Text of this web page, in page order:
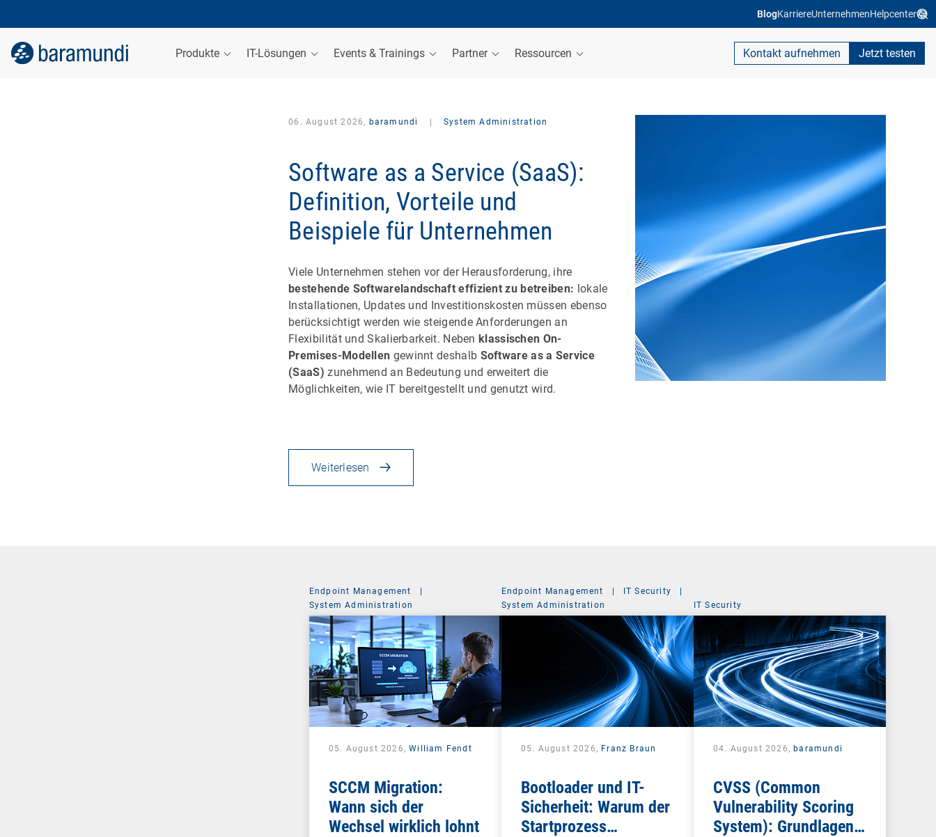
BlogKarriereUnternehmenHelpcenter
Produkte IT-Lösungen Events & Trainings Partner Ressourcen Kontakt aufnehmen Jetzt testen
06. August 2026, baramundi System Administration
Software as a Service (SaaS):
Definition, Vorteile und
Beispiele für Unternehmen
Viele Unternehmen stehen vor der Herausforderung, ihre
bestehende Softwarelandschaft effizient zu betreiben: lokale
Installationen, Updates und Investitionskosten müssen ebenso
berücksichtigt werden wie steigende Anforderungen an
Flexibilität und Skalierbarkeit. Neben klassischen On-
Premises-Modellen gewinnt deshalb Software as a Service
(SaaS) zunehmend an Bedeutung und erweitert die
Möglichkeiten, wie IT bereitgestellt und genutzt wird.
Weiterlesen
Endpoint Management
|
System Administration
05. August 2026,William Fendt
SCCM Migration:
Wann sich der
Wechsel wirklich lohnt
Endpoint Management | IT Security
|
System Administration
05. August 2026, Franz Braun
Bootloader und IT-
Sicherheit: Warum der
Startprozess
IT Security
04. August 2026,baramundi
CVSS (Common
Vulnerability Scoring
System): Grundlagen